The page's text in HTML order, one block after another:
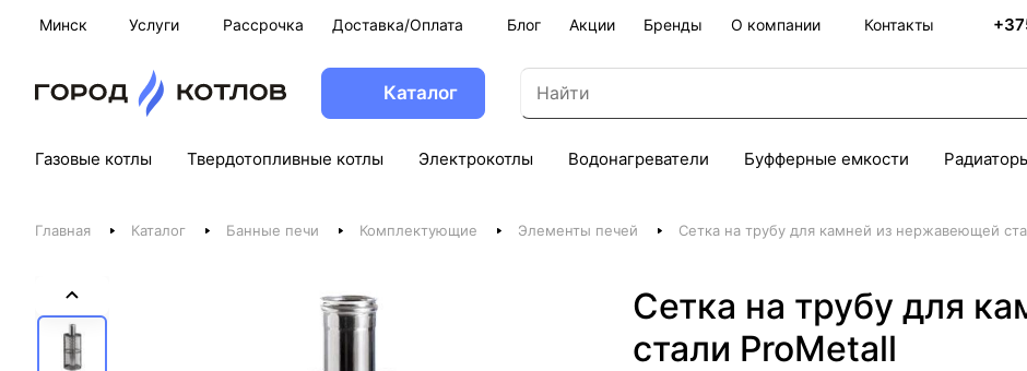
Минск Услуги Рассрочка Доставка/Оплата Блог Акции Бренды О компании Контакты
Каталог
Газовые котлы Твердотопливные котлы Электрокотлы Водонагреватели Буфферные емкости
Главная Каталог Банные печи Комплектующие Элементы печей Сетка на трубу для камней из нержавеющей
Сетка на трубу для
стали ProMetall